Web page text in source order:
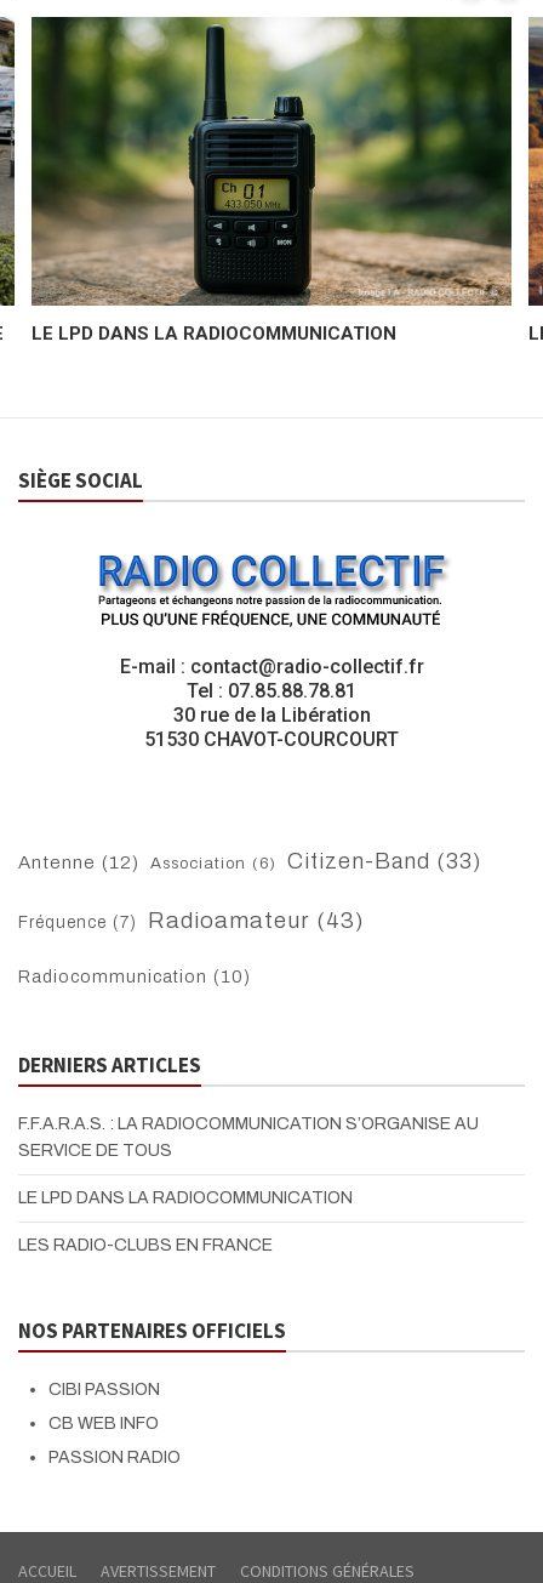
LE LPD DANS LA RADIOCOMMUNICATION
SIÈGE SOCIAL
E-mail : contact@radio-collectif.fr
Tel : 07.85.88.78.81
30 rue de la Libération
51530 CHAVOT-COURCOURT
Antenne (12) Association (6) Citizen-Band (33)
Fréquence (7) Radioamateur (43)
Radiocommunication (10)
DERNIERS ARTICLES
F.F.A.R.A.S. : LA RADIOCOMMUNICATION S’ORGANISE AU
SERVICE DE TOUS
LE LPD DANS LA RADIOCOMMUNICATION
LES RADIO-CLUBS EN FRANCE
NOS PARTENAIRES OFFICIELS
CIBI PASSION
CB WEB INFO
PASSION RADIO
ACCUEIL AVERTISSEMENT CONDITIONS GÉNÉRALES